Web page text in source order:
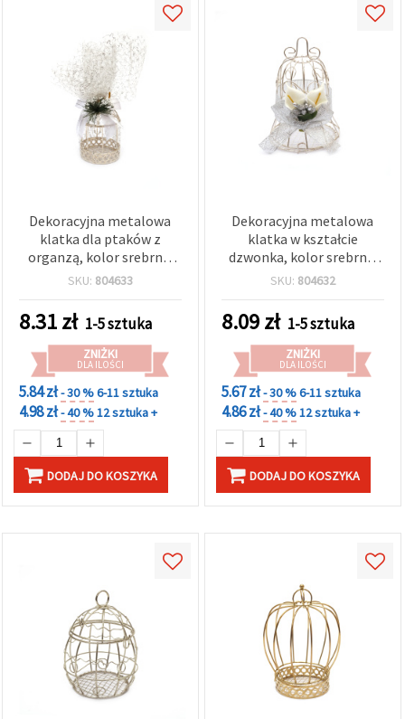
Dekoracyjna metalowa
klatka dla ptaków z
organzą, kolor srebrny,
55×97 mm
SKU: 804633
8.31zł 1-5 sztuka
ZNIŻKI
DLA ILOŚCI
5.84 zł- 30 %6-11 sztuka
4.98 zł- 40 %12 sztuka +
DODAJ DO KOSZYKA
Dekoracyjna metalowa
klatka w kształcie
dzwonka, kolor srebrny,
70 x 100 mm
SKU: 804632
8.09zł 1-5 sztuka
ZNIŻKI
DLA ILOŚCI
5.67 zł- 30 %6-11 sztuka
4.86 zł- 40 %12 sztuka +
DODAJ DO KOSZYKA